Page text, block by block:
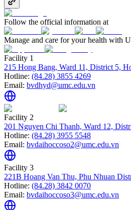
Follow the official information at
Manage and care for your health with
Facility 1
215 Hong Bang, Ward 11, District 5,
Hotline: (84.28) 3855 4269
Email: bvdhyd@umc.edu.vn
Facility 2
201 Nguyen Chi Thanh, Ward 12,
Hotline: (84.28) 3955 5548
Email: bvdaihoccoso2@umc.edu.vn
Facility 3
221B Hoang Van Thu, Phu Nhuan
Hotline: (84.28) 3842 0070
Email: bvdaihoccoso3@umc.edu.vn